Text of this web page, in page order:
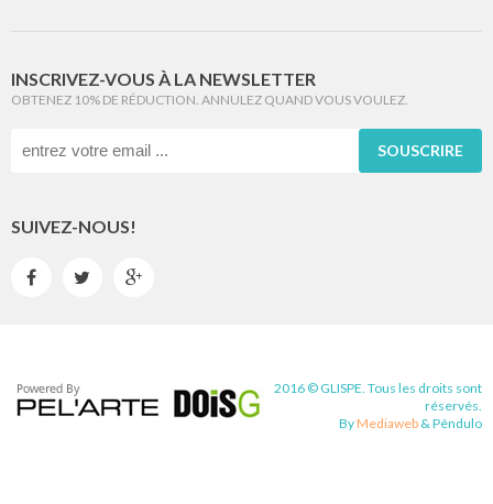
INSCRIVEZ-VOUS À LA NEWSLETTER
OBTENEZ 10% DE RÉDUCTION. ANNULEZ QUAND VOUS VOULEZ.
SOUSCRIRE
SUIVEZ-NOUS!
  
2016 © GLISPE. Tous les droits sont
réservés.
By Mediaweb & Pêndulo